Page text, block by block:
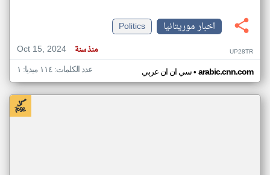
اخبار موريتانيا
Politics
Oct 15, 2024
منذ سنة UP28TR
سي ان ان عربي• arabic.cnn.com عدد الكلمات: ١١٤ ميديا: ١